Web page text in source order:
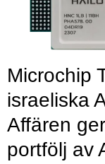
Microchip
israeliska
Affären
portfölj av